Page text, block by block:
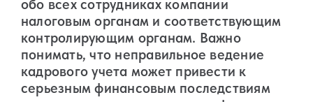
обо всех сотрудниках компании
налоговым органам и соответствующим
контролирующим органам. Важно
понимать, что неправильное ведение
кадрового учета может привести к
серьезным финансовым последствиям